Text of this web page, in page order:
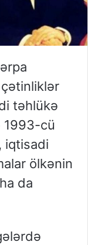
çətinliklər
təhlükə
1993-cü
iqtisadi
ölkənin
da